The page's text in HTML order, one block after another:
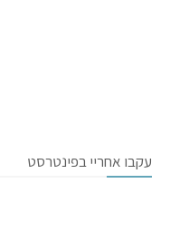
עקבו אחריי בפינטרסט